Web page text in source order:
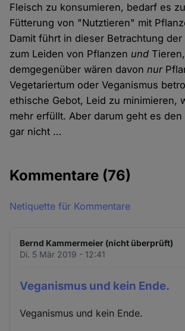
Fleisch zu konsumieren, bedarf es
Fütterung von "Nutztieren" mit
Damit führt in dieser Betrachtung
zum Leiden von Pflanzen und Tieren,
demgegenüber wären davonnur
Vegetariertum oder Veganismus
ethische Gebot, Leid zu minimieren,
mehr erfüllt. Aber darum geht es den
gar nicht …
Kommentare (76)
Netiquette für Kommentare
Bernd Kammermeier (nicht überprüft)
Di. 5 Mär 2019 - 12:41
Veganismus und kein Ende.
Veganismus und kein Ende.